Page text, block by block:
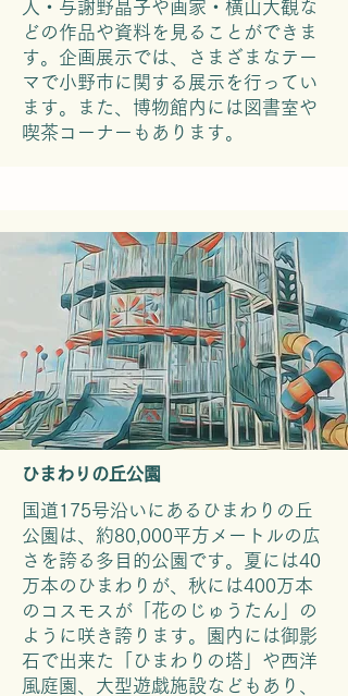
人・与謝野晶子や画家・横山大観な
どの作品や資料を見ることができま
す。企画展示では、さまざまなテー
マで小野市に関する展示を行ってい
ます。また、博物館内には図書室や
喫茶コーナーもあります。
ひまわりの丘公園
国道175号沿いにあるひまわりの丘
公園は、約80,000平方メートルの広
さを誇る多目的公園です。夏には40
万本のひまわりが、秋には400万本
のコスモスが「花のじゅうたん」の
ように咲き誇ります。園内には御影
石で出来た「ひまわりの塔」や西洋
風庭園、大型遊戯施設などもあり、